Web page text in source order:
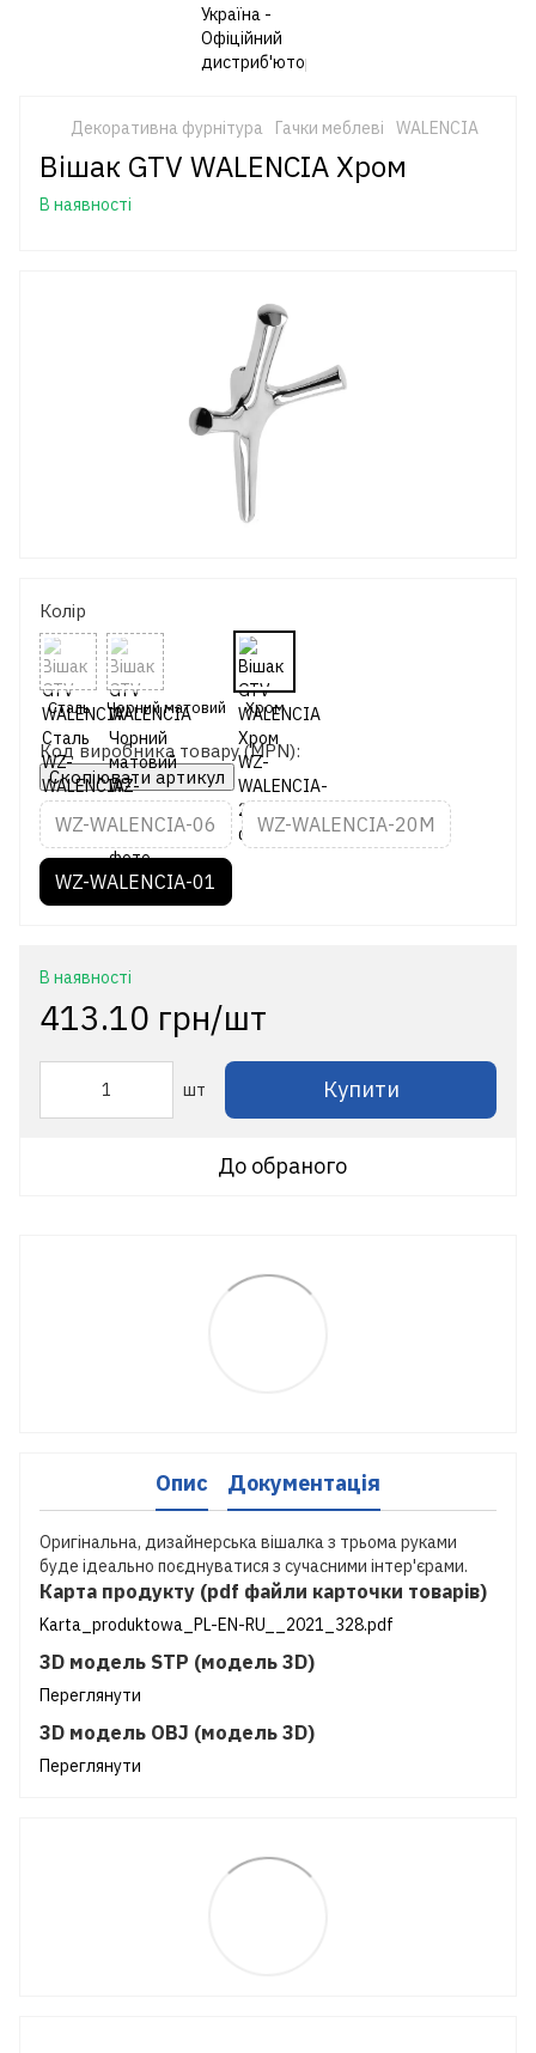
Декоративна фурнітура Гачки меблеві WALENCIA
Вішак GTV WALENCIA Хром
В наявності
Колір
Код виробника товару (MPN):
Скопіювати артикул
WZ-WALENCIA-06 WZ-WALENCIA-20M
WZ-WALENCIA-01
В наявності
413.10 грн/шт
шт Купити
До обраного
Опис Документація
Оригінальна, дизайнерська вішалка з трьома руками
буде ідеально поєднуватися з сучасними інтер'єрами.
Карта продукту (pdf файли карточки товарів)
Karta_produktowa_PL-EN-RU__2021_328.pdf
3D модель STP (модель 3D)
Переглянути
3D модель OBJ (модель 3D)
Переглянути